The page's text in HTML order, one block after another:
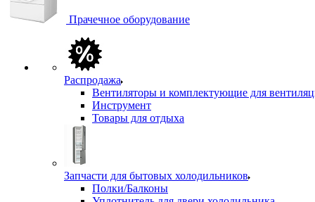
Прачечное оборудование
Распродажа
Вентиляторы и комплектующие для
Инструмент
Товары для отдыха
Запчасти для бытовых холодильников
Полки/Балконы